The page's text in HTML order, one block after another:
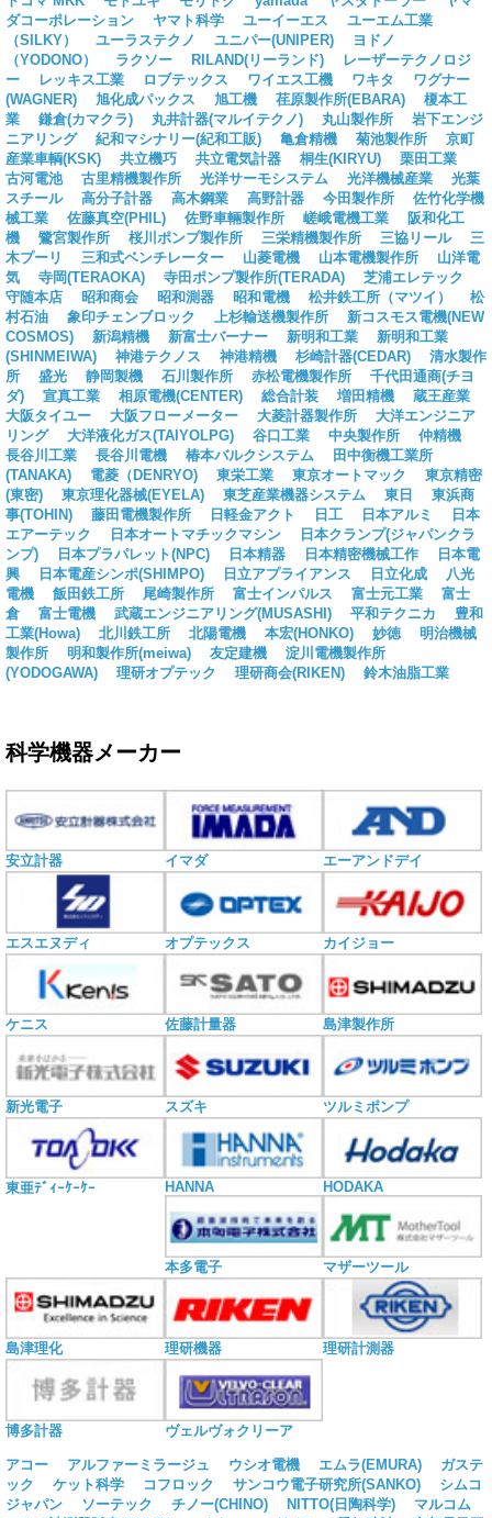
ダコーポレーション
ヤマト科学 ユーイーエス
ユーエム工業
（SILKY）
ユーラステクノ ユニパー(UNIPER)
ヨドノ
（YODONO）
ラクソー RILAND(リーランド)
レーザーテクノロジ
ー
レッキス工業 ロブテックス ワイエス工機 ワキタ
ワグナー
(WAGNER)
旭化成パックス 旭工機 荏原製作所(EBARA)
榎本工
業
鎌倉(カマクラ) 丸井計器(マルイテクノ) 丸山製作所
岩下エンジ
ニアリング
紀和マシナリー(紀和工販) 亀倉精機 菊池製作所
京町
産業車輌(KSK)
共立機巧 共立電気計器 桐生(KIRYU)
栗田工業
古河電池
古里精機製作所 光洋サーモシステム 光洋機械産業
光葉
スチール
高分子計器 高木鋼業 高野計器 今田製作所
佐竹化学機
械工業
佐藤真空(PHIL) 佐野車輛製作所 嵯峨電機工業
阪和化工
機
鷺宮製作所 桜川ポンプ製作所 三栄精機製作所 三協リール
三
木プーリ
三和式ベンチレーター 山菱電機 山本電機製作所
山洋電
気
寺岡(TERAOKA) 寺田ポンプ製作所(TERADA)
芝浦エレテック
守随本店
昭和商会 昭和測器 昭和電機 松井鉄工所（マツイ）
松
村石油
象印チェンブロック 上杉輸送機製作所
新コスモス電機(NEW
COSMOS)
新潟精機 新富士バーナー 新明和工業
新明和工業
(SHINMEIWA)
神港テクノス 神港精機 杉崎計器(CEDAR)
清水製作
所
盛光 静岡製機 石川製作所 赤松電機製作所
千代田通商(チヨ
ダ)
宣真工業 相原電機(CENTER) 総合計装 増田精機
蔵王産業
大阪タイユー
大阪フローメーター 大菱計器製作所
大洋エンジニア
リング
大洋液化ガス(TAIYOLPG) 谷口工業 中央製作所
仲精機
長谷川工業
長谷川電機 椿本バルクシステム
田中衡機工業所
(TANAKA)
電菱（DENRYO) 東栄工業 東京オートマック
東京精密
(東密)
東京理化器械(EYELA) 東芝産業機器システム 東日
東浜商
事(TOHIN)
藤田電機製作所 日軽金アクト 日工 日本アルミ
日本
エアーテック
日本オートマチックマシン
日本クランプ(ジャパンクラ
ンプ)
日本プラパレット(NPC) 日本精器 日本精密機械工作
日本電
興
日本電産シンポ(SHIMPO) 日立アプライアンス 日立化成
八光
電機
飯田鉄工所 尾崎製作所 富士インパルス 富士元工業
富士
倉
富士電機 武蔵エンジニアリング(MUSASHI) 平和テクニカ
豊和
工業(Howa)
北川鉄工所 北陽電機 本宏(HONKO) 妙徳
明治機械
製作所
明和製作所(meiwa) 友定建機
淀川電機製作所
(YODOGAWA)
理研オプテック 理研商会(RIKEN) 鈴木油脂工業
科学機器メーカー
安立計器 イマダ エーアンドデイ
エスエヌディ オプテックス カイジョー
ケニス 佐藤計量器 島津製作所
新光電子 スズキ ツルミポンプ
東亜ﾃﾞｨｰｹｰｹｰ HANNA HODAKA
本多電子 マザーツール
島津理化 理研機器 理研計測器
博多計器 ヴェルヴォクリーア
アコー アルファーミラージュ ウシオ電機 エムラ(EMURA)
ガステ
ック
ケット科学 コフロック サンコウ電子研究所(SANKO)
シムコ
ジャパン
ソーテック チノー(CHINO) NITTO(日陶科学)
マルコム